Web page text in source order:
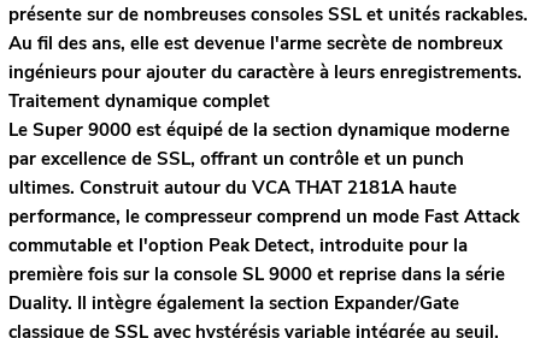
présente sur de nombreuses consoles SSL et unités rackables.
Au fil des ans, elle est devenue l'arme secrète de nombreux
ingénieurs pour ajouter du caractère à leurs enregistrements.
Traitement dynamique complet
Le Super 9000 est équipé de la section dynamique moderne
par excellence de SSL, offrant un contrôle et un punch
ultimes. Construit autour du VCA THAT 2181A haute
performance, le compresseur comprend un mode Fast Attack
commutable et l'option Peak Detect, introduite pour la
première fois sur la console SL 9000 et reprise dans la série
Duality. Il intègre également la section Expander/Gate
classique de SSL avec hystérésis variable intégrée au seuil,